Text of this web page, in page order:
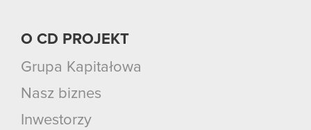
O CD PROJEKT
Grupa Kapitałowa
Nasz biznes
Inwestorzy